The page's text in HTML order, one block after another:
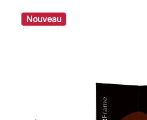
Nouveau